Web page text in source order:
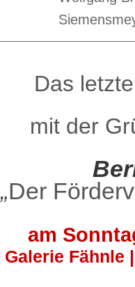
Das
mit der
„Der
am
Galerie Fähnle